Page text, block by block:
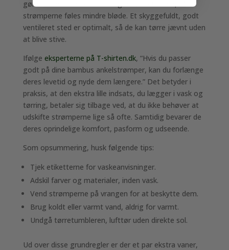
gøre farverne mere matte og udtørre fibrene, så
strømperne føles mindre bløde. Et skyggefuldt, godt
ventileret sted er optimalt, så de kan tørre jævnt uden
at blive stive.
Ifølge eksperterne på T-shirten.dk, “Hvis du passer
godt på dine bambus ankelstrømper, kan du forlænge
deres levetid og nyde dem længere.” Det betyder i
praksis, at den ekstra lille indsats, du lægger i vask og
tørring, betaler sig tilbage ved, at du ikke behøver at
udskifte strømperne lige så ofte. Samtidig bevarer de
deres oprindelige komfort, pasform og udseende.
Som opsummering, husk følgende tips:
Tjek etiketterne for vaskeanvisninger.
Adskil farver og materialer, inden vask.
Vend strømperne på vrangen for at beskytte dem.
Brug koldt eller varmt vand, aldrig for varmt.
Undgå tørretumbleren, lufttør uden direkte sol.
Ud over disse grundregler er der et par ekstra vaner,